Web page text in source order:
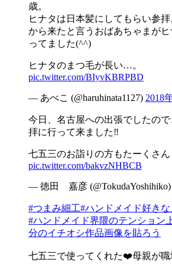
歳。
ヒナタは日本髪にしてもらい参
から来たと言うおばあちゃまが
ってました(^^)
ヒナタのまつ毛が長い…。
pic.twitter.com/BIyvKBRPBD
— あべこ (@haruhinata1127) 2018
今日、名古屋への出張でしたの
拝に行って来ました‼️
七五三のお詣りの方もたーくさん
pic.twitter.com/bakvzNHBCB
— 徳田 嘉彦 (@TokudaYoshihiko)
#つまみ細工#ハンドメイド好き
#ハンドメイド界隈のテンション
分のイチオシ作品画像を貼ろう
七五三で使ってくれた❤️母親が職